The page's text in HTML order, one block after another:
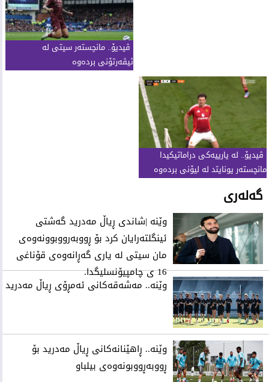
ڤیدیۆ.. مانچستەر سیتی لە
ئیڤەرتۆنی بردەوە
ڤیدیۆ.. لە یارییەکى دراماتیکیدا
مانچستەر یونایتد لە لیۆنى بردەوە
گەلەری
وێنە |شاندی ڕیاڵ مەدرید گەشتی
ئینگلتەرایان کرد بۆ ڕووبەرووبوونەوەی
مان سیتی لە یاری گەڕانەوەی قۆناغی
16 ی چامپیۆنسلیگدا.
وێنه‌.. مه‌شه‌قه‌كانی‌ ئه‌مڕۆی‌ ڕیاڵ مه‌درید
وێنه‌.. ڕاهێنانه‌كانی‌ ڕیاڵ مه‌درید بۆ
ڕووبه‌ڕووبونه‌وه‌ی‌ بیلباو